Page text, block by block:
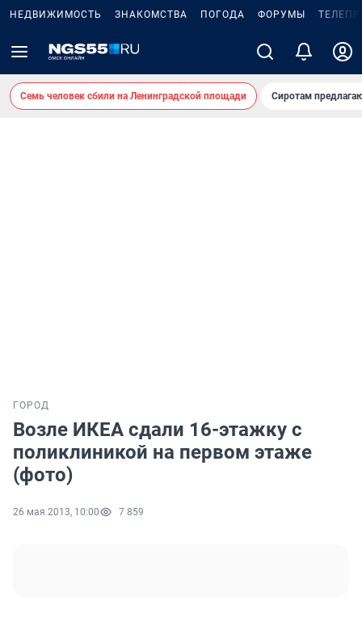
НЕДВИЖИМОСТЬ ЗНАКОМСТВА ПОГОДА ФОРУМЫ
Семь человек сбили на Ленинградской площади Сиротам
ГОРОД
Возле ИКЕА сдали 16-этажку с
поликлиникой на первом этаже
(фото)
26 мая 2013, 10:00 7 859